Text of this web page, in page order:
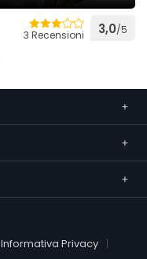
3 Recensioni 3,0/5
Informativa Privacy